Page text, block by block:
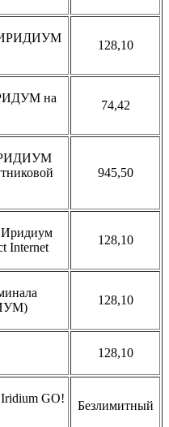
ИРИДИУМ
128,10
на
74,42
945,50
Иридиум
Internet
128,10
128,10
128,10
Iridium GO!
Безлимитный